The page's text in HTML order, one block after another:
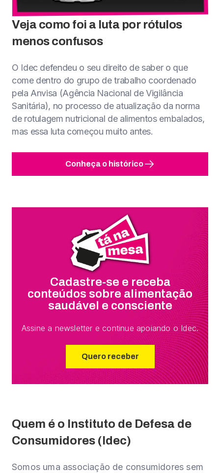
Veja como foi a luta por rótulos
menos confusos
O Idec defendeu o seu direito de saber o que
come dentro do grupo de trabalho coordenado
pela Anvisa (Agência Nacional de Vigilância
Sanitária), no processo de atualização da norma
de rotulagem nutricional de alimentos embalados,
mas essa luta começou muito antes.
Conheça o histórico
Cadastre-se e receba
conteúdos sobre alimentação
saudável e consciente
Assine a newsletter e continue apoiando o Idec.
Quero receber
Quem é o Instituto de Defesa de
Consumidores (Idec)
Somos uma associação de consumidores sem